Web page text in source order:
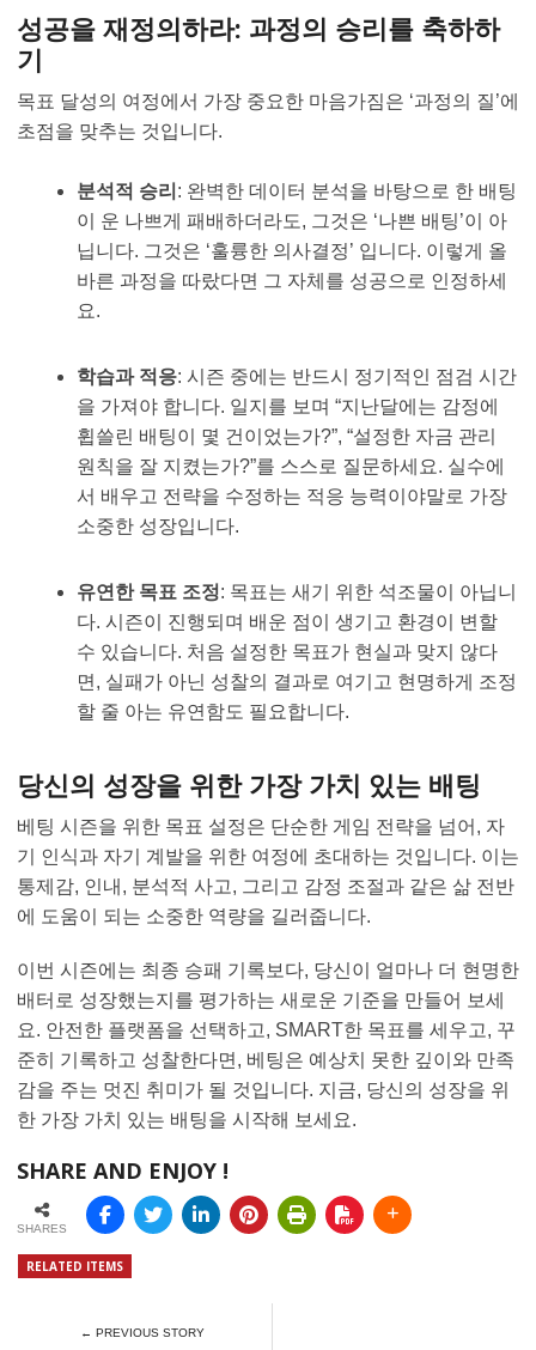
성공을 재정의하라: 과정의 승리를 축하하
기
목표 달성의 여정에서 가장 중요한 마음가짐은 ‘과정의 질’에
초점을 맞추는 것입니다.
분석적 승리 : 완벽한 데이터 분석을 바탕으로 한 배팅
이 운 나쁘게 패배하더라도, 그것은 ‘나쁜 배팅’이 아
닙니다. 그것은 ‘훌륭한 의사결정’ 입니다. 이렇게 올
바른 과정을 따랐다면 그 자체를 성공으로 인정하세
요.
학습과 적응: 시즌 중에는 반드시 정기적인 점검 시간
을 가져야 합니다. 일지를 보며 “지난달에는 감정에
휩쓸린 배팅이 몇 건이었는가?”, “설정한 자금 관리
원칙을 잘 지켰는가?”를 스스로 질문하세요. 실수에
서 배우고 전략을 수정하는 적응 능력이야말로 가장
소중한 성장입니다.
유연한 목표 조정: 목표는 새기 위한 석조물이 아닙니
다. 시즌이 진행되며 배운 점이 생기고 환경이 변할
수 있습니다. 처음 설정한 목표가 현실과 맞지 않다
면, 실패가 아닌 성찰의 결과로 여기고 현명하게 조정
할 줄 아는 유연함도 필요합니다.
당신의 성장을 위한 가장 가치 있는 배팅
베팅 시즌을 위한 목표 설정은 단순한 게임 전략을 넘어, 자
기 인식과 자기 계발을 위한 여정에 초대하는 것입니다. 이는
통제감, 인내, 분석적 사고, 그리고 감정 조절과 같은 삶 전반
에 도움이 되는 소중한 역량을 길러줍니다.
이번 시즌에는 최종 승패 기록보다, 당신이 얼마나 더 현명한
배터로 성장했는지를 평가하는 새로운 기준을 만들어 보세
요. 안전한 플랫폼을 선택하고, SMART한 목표를 세우고, 꾸
준히 기록하고 성찰한다면, 베팅은 예상치 못한 깊이와 만족
감을 주는 멋진 취미가 될 것입니다. 지금, 당신의 성장을 위
한 가장 가치 있는 배팅을 시작해 보세요.
SHARE AND ENJOY !
SHARES
RELATED ITEMS
← PREVIOUS STORY